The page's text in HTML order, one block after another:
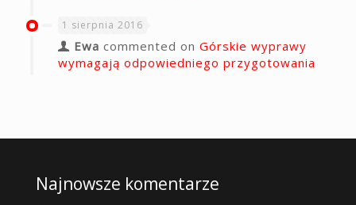
1 sierpnia 2016
Ewa commented on Górskie wyprawy
wymagają odpowiedniego przygotowania
Najnowsze komentarze